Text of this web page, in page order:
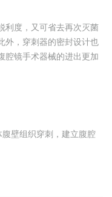
利度，又可省去再次灭菌
外，穿刺器的密封设计也
腔镜手术器械的进出更加
壁组织穿刺，建立腹腔